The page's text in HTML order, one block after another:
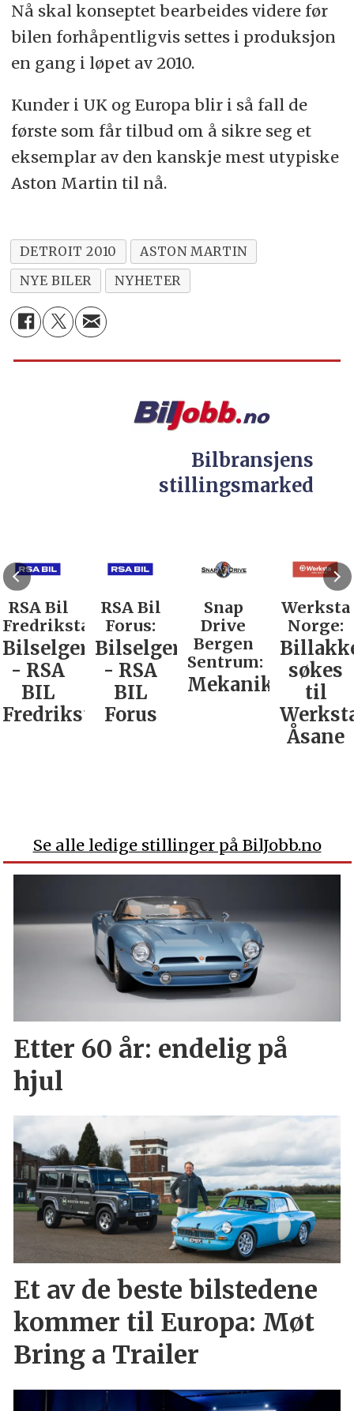
Nå skal konseptet bearbeides videre før
bilen forhåpentligvis settes i produksjon
en gang i løpet av 2010.
Kunder i UK og Europa blir i så fall de
første som får tilbud om å sikre seg et
eksemplar av den kanskje mest utypiske
Aston Martin til nå.
DETROIT 2010
ASTON MARTIN
NYE BILER
NYHETER
Bilbransjens
stillingsmarked
RSA Bil
Fredrikstad:
Bilselger
- RSA
BIL
Fredrikstad
RSA Bil
Forus:
Bilselger
- RSA
BIL
Forus
Snap
Drive
Bergen
Sentrum:
Mekaniker
Werksta
Norge:
søkes
til
Åsane
Se alle ledige stillinger på BilJobb.no
Etter 60 år: endelig på
hjul
Et av de beste bilstedene
kommer til Europa: Møt
Bring a Trailer